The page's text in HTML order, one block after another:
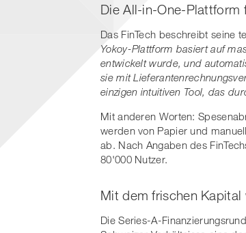
Die All-in-One-Plattform
Das FinTech beschreibt seine
Yokoy-Plattform basiert auf
entwickelt wurde, und
sie mit
einzigen intuitiven Tool, das
Mit anderen Worten:
werden von Papier und
ab. Nach Angaben des
80'000 Nutzer.
Mit dem frischen
Die Series-A-